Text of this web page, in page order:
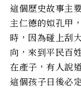
這個歷史故事主
主仁德的姒孔甲
時，因為碰上刮
向，來到平民百
在產子，有人說
這個孩子日後必